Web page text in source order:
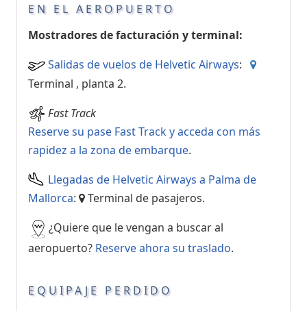
EN EL AEROPUERTO
Mostradores de facturación y terminal:
Salidas de vuelos de Helvetic Airways:
Terminal , planta 2.
Fast Track
Reserve su pase Fast Track y acceda con más
rapidez a la zona de embarque.
Llegadas de Helvetic Airways a Palma de
Mallorca:
Terminal de pasajeros.
¿Quiere que le vengan a buscar al
aeropuerto? Reserve ahora su traslado.
EQUIPAJE PERDIDO